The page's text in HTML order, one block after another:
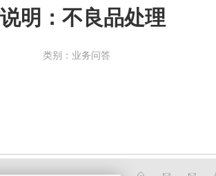
明：不良品处理
类别：业务问答